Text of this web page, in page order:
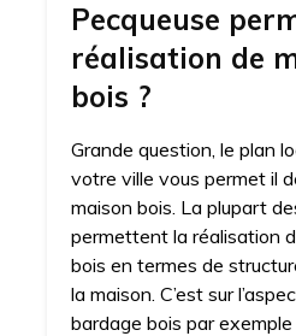
Pecqueuse
réalisation de
bois ?
Grande question, le plan
votre ville vous permet il
maison bois. La plupart
permettent la réalisation
bois en termes de
la maison. C’est sur
bardage bois par